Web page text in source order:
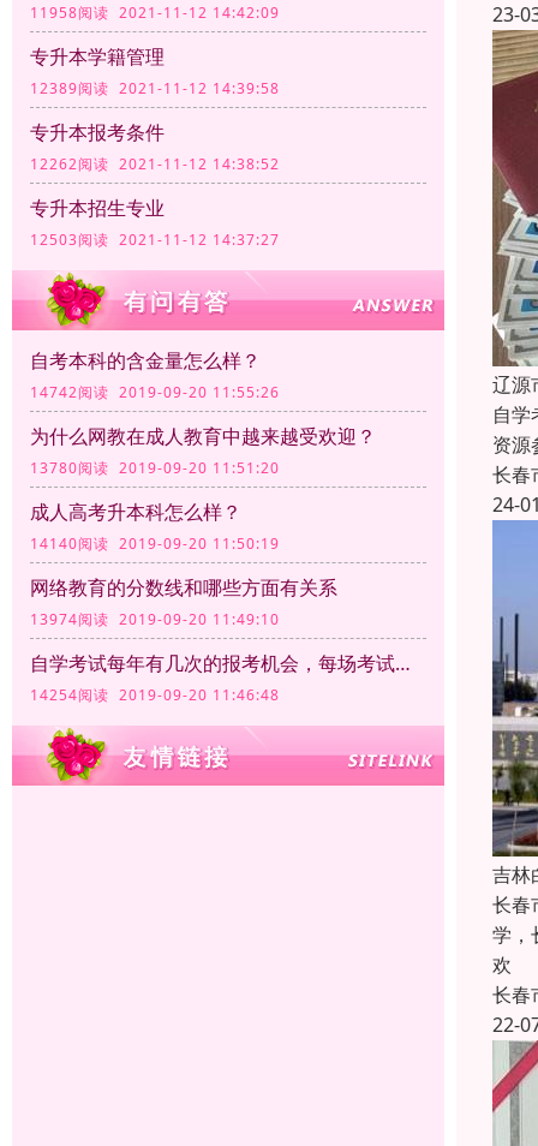
11958阅读 2021-11-12 14:42:09
专升本学籍管理
12389阅读 2021-11-12 14:39:58
专升本报考条件
12262阅读 2021-11-12 14:38:52
专升本招生专业
12503阅读 2021-11-12 14:37:27
自考本科的含金量怎么样？
14742阅读 2019-09-20 11:55:26
为什么网教在成人教育中越来越受欢迎？
13780阅读 2019-09-20 11:51:20
成人高考升本科怎么样？
14140阅读 2019-09-20 11:50:19
网络教育的分数线和哪些方面有关系
13974阅读 2019-09-20 11:49:10
自学考试每年有几次的报考机会，每场考试的时间和满分分别是多少
14254阅读 2019-09-20 11:46:48
23-
辽源
自
资源
长春
24-
吉林
长春
学，
欢
长春
22-